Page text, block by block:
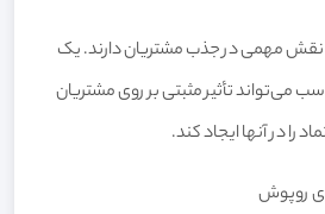
مهمی در جذب مشتریان دارند. یک
می‌تواند تأثیر مثبتی بر روی مشتریان
را در آنها ایجاد کند.
روپوش